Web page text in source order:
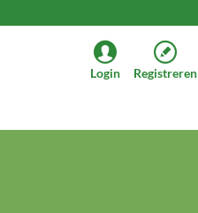
Login Registreren